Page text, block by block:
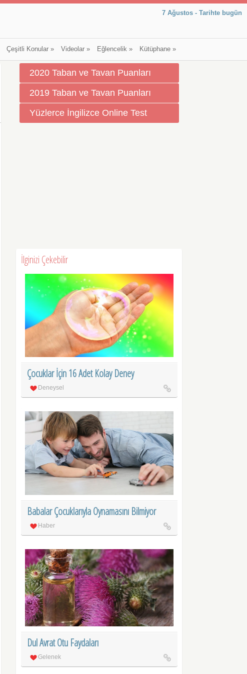
7 Ağustos - Tarihte bugün
Çeşitli Konular» Videolar» Eğlencelik» Kütüphane»
2020 Taban ve Tavan Puanları
2019 Taban ve Tavan Puanları
Yüzlerce İngilizce Online Test
İlginizi Çekebilir
Çocuklar İçin 16 Adet Kolay Deney
Deneysel
Babalar Çocuklarıyla Oynamasını Bilmiyor
Haber
Dul Avrat Otu Faydaları
Gelenek